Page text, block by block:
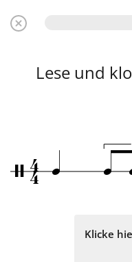
Lese und
/4
4 q q
Klicke